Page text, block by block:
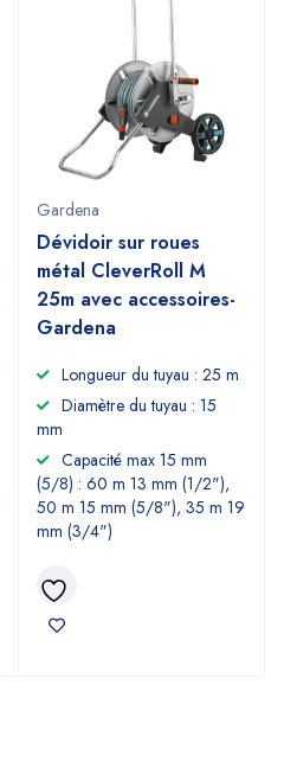
Gardena
Dévidoir sur roues
métal CleverRoll M
25m avec accessoires-
Gardena
Longueur du tuyau : 25 m
Diamètre du tuyau : 15
mm
Capacité max 15 mm
(5/8) : 60 m 13 mm (1/2"),
50 m 15 mm (5/8"), 35 m 19
mm (3/4")